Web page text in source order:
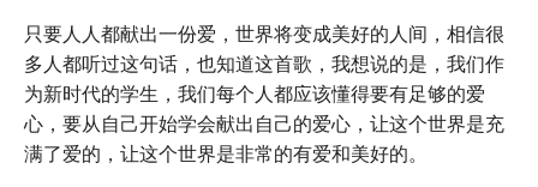
只要人人都献出一份爱，世界将变成美好的人间，相信很
多人都听过这句话，也知道这首歌，我想说的是，我们作
为新时代的学生，我们每个人都应该懂得要有足够的爱
心，要从自己开始学会献出自己的爱心，让这个世界是充
满了爱的，让这个世界是非常的有爱和美好的。